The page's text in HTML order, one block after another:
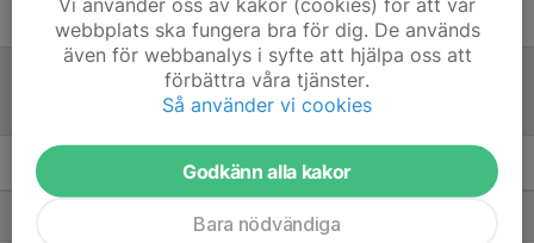
F2013 NÖ M
7
webbplats ska fungera bra för dig. De används
även för webbanalys i syfte att hjälpa oss att
förbättra våra tjänster.
Så använder vi cookies
Godkänn alla kakor
Bara nödvändiga